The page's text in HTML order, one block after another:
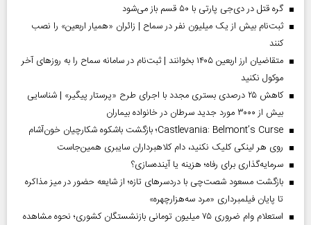
گره قتل در دی‌جی پارتی با ۵۰ قسم باز می‌شود
ثبت‌نام بیش از یک میلیون نفر در سماح | زائران «همیار اربعین» را نصب
کنند
متقاضیان ارز اربعین ۱۴۰۵ بخوانند | ثبت‌نام در سامانه سماح را به روز‌های آخر
موکول نکنید
کاهش ۲۵ درصدی بستری مجدد با اجرای طرح «پرستار پیگیر» | شناسایی
بیش از ۳۰۰۰ مورد جدید سرطان در خانواده بیماران
Castlevania: Belmont’s Curse؛ بازگشت باشکوه شکارچیان خون‌آشام
روی هر لینکی کلیک نکنید، دام کلاهبرداران سایبری همین‌جاست
سرمایه‌گذاری برای رفاه؛ هزینه یا آینده‌سازی؟
بازگشت مسعود شصت‌چی با دردسر‌های تازه؛ از شایعه حضور در میز مذاکره
تا پایان فیلمبرداری «مرد سه‌هزارچهره»
استعلام وام ضروری ۷۵ میلیون تومانی بازنشستگان کشوری؛ نحوه مشاهده